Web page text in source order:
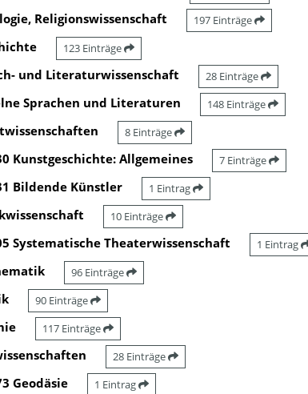
Religionswissenschaft 197 Einträge
123 Einträge
und Literaturwissenschaft 28 Einträge
Sprachen und Literaturen 148 Einträge
8 Einträge
Kunstgeschichte: Allgemeines 7 Einträge
Bildende Künstler 1 Eintrag
10 Einträge
Systematische Theaterwissenschaft 1 Eintrag
96 Einträge
90 Einträge
117 Einträge
28 Einträge
Geodäsie 1 Eintrag